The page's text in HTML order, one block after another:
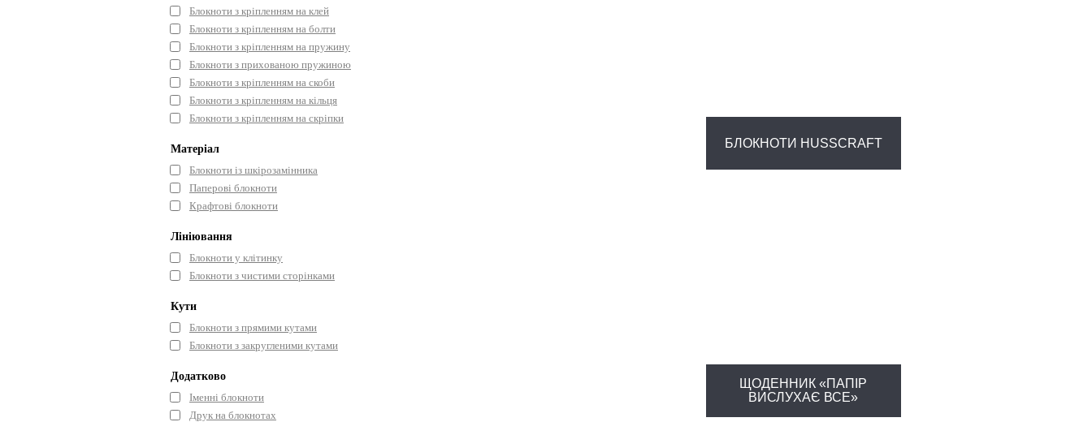
Блокноти з кріпленням на клей
Блокноти з кріпленням на болти
Блокноти з кріпленням на пружину
Блокноти з прихованою пружиною
Блокноти з кріпленням на скоби
Блокноти з кріпленням на кільця
Блокноти з кріпленням на скріпки
Матеріал
Блокноти із шкірозамінника
Паперові блокноти
Крафтові блокноти
Лініювання
Блокноти у клітинку
Блокноти з чистими сторінками
Кути
Блокноти з прямими кутами
Блокноти з закругленими кутами
Додатково
Іменні блокноти
Друк на блокнотах
БЛОКНОТИ HUSSCRAFT
ЩОДЕННИК «ПАПІР
ВИСЛУХАЄ ВСЕ»